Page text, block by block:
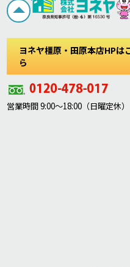
ヨネヤ橿原・田原本店HPは
ら
営業時間 9:00～18:00（日曜定休）